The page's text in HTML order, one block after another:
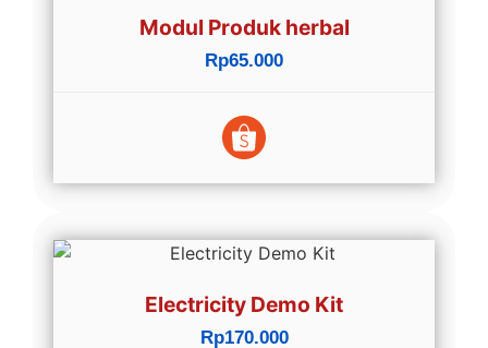
Modul Produk herbal
Rp65.000
Electricity Demo Kit
Rp170.000